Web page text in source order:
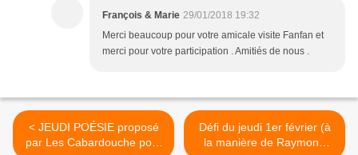
François & Marie 29/01/2018 19:32
Merci beaucoup pour votre amicale visite Fanfan et
merci pour votre participation . Amitiés de nous .
< JEUDI POÉSIE proposé
par Les Cabardouche pour
Défi du jeudi 1er février (à
la manière de Raymond